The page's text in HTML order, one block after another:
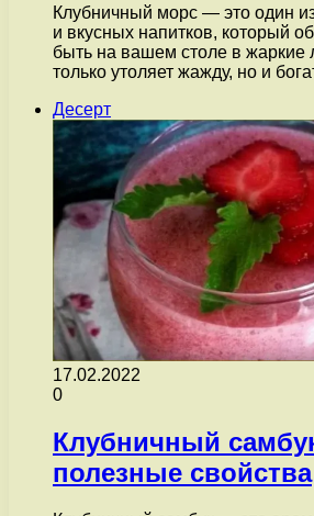
Клубничный морс — это один
и вкусных напитков, который
быть на вашем столе в жаркие
только утоляет жажду, но и
Десерт
17.02.2022
0
Клубничный
полезные свойства